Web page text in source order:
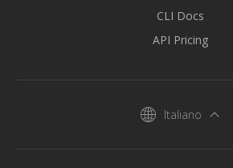
CLI Docs
API Pricing
Italiano